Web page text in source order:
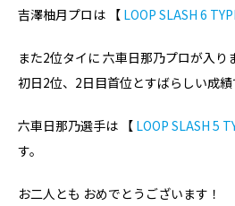
吉澤柚月プロは 【 LOOP SLASH 6
また2位タイに 六車日那乃プロが入り
初日2位、2日目首位とすばらしい成績
六車日那乃選手は 【 LOOP SLASH 5
す。
お二人とも おめでとうございます！